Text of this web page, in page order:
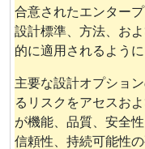
合意されたエンター
設計標準、方法、お
的に適用されるように
主要な設計オプショ
るリスクをアセスお
が機能、品質、安全
信頼性、持続可能性